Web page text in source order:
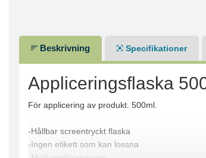
Beskrivning Specifikationer
Appliceringsflaska
För applicering av produkt. 500ml.
-Hållbar screentryckt flaska
-Ingen etikett som kan lossna